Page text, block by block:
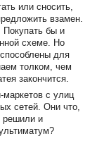
или сносить,
взамен.
Покупать бы и
схеме. Но
для
толком, чем
закончится.
с улиц
сетей. Они что,
решили и